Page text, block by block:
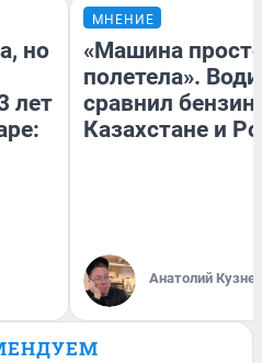
но
лет
МНЕНИЕ
«Машина
полетела».
сравнил бензин
Казахстане и
Анатолий